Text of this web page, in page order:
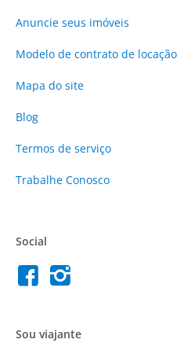
Anuncie seus imóveis
Modelo de contrato de locação
Mapa do site
Blog
Termos de serviço
Trabalhe Conosco
Social
Sou viajante